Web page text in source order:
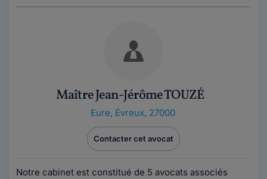
Maître Jean-Jérôme TOUZÉ
Eure, Évreux, 27000
Contacter cet avocat
Notre cabinet est constitué de 5 avocats associés